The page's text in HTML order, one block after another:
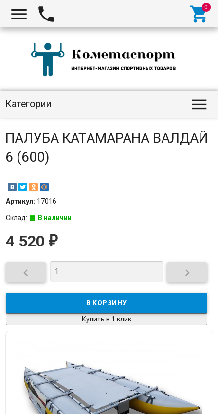
  
Категории 
ПАЛУБА КАТАМАРАНА ВАЛДАЙ
6 (600)
Артикул: 17016
Склад: В наличии
4 520 ₽
 
Купить в 1 клик